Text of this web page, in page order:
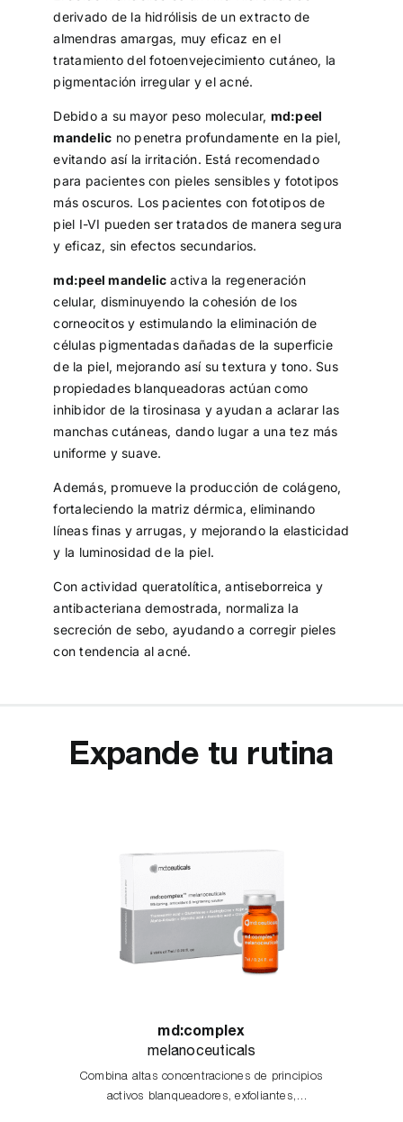
derivado de la hidrólisis de un extracto de
almendras amargas, muy eficaz en el
tratamiento del fotoenvejecimiento cutáneo, la
pigmentación irregular y el acné.
Debido a su mayor peso molecular, md:peel
mandelic no penetra profundamente en la piel,
evitando así la irritación. Está recomendado
para pacientes con pieles sensibles y fototipos
más oscuros. Los pacientes con fototipos de
piel I-VI pueden ser tratados de manera segura
y eficaz, sin efectos secundarios.
md:peel mandelic activa la regeneración
celular, disminuyendo la cohesión de los
corneocitos y estimulando la eliminación de
células pigmentadas dañadas de la superficie
de la piel, mejorando así su textura y tono. Sus
propiedades blanqueadoras actúan como
inhibidor de la tirosinasa y ayudan a aclarar las
manchas cutáneas, dando lugar a una tez más
uniforme y suave.
Además, promueve la producción de colágeno,
fortaleciendo la matriz dérmica, eliminando
líneas finas y arrugas, y mejorando la elasticidad
y la luminosidad de la piel.
Con actividad queratolítica, antiseborreica y
antibacteriana demostrada, normaliza la
secreción de sebo, ayudando a corregir pieles
con tendencia al acné.
Expande tu rutina
md:complex
melanoceuticals
Combina altas concentraciones de principios
activos blanqueadores, exfoliantes,